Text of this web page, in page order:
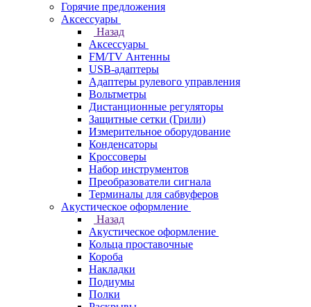
Горячие предложения
Аксессуары
Назад
Аксессуары
FM/TV Антенны
USB-адаптеры
Адаптеры рулевого управления
Вольтметры
Дистанционные регуляторы
Защитные сетки (Грили)
Измерительное оборудование
Конденсаторы
Кроссоверы
Набор инструментов
Преобразователи сигнала
Терминалы для сабвуферов
Акустическое оформление
Назад
Акустическое оформление
Кольца проставочные
Короба
Накладки
Подиумы
Полки